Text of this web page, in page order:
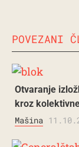
POVEZANI
Otvaranje
kroz
Mašina